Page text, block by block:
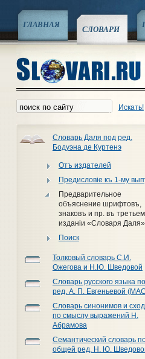
ГЛАВНАЯ СЛОВАРИ
Искать!
Словарь Даля под ред.
Бодуэна де Куртенэ
Отъ издателей
Предисловiе къ 1-му
Предварительное
объяснение шрифтовъ,
знаковъ и пр. въ
изданiи «Словаря Даля»
Поиск
Толковый словарь С.И.
Ожегова и Н.Ю. Шведовой
Словарь русского языка
ред. А. П. Евгеньевой
Словарь синонимов и
по смыслу выражений Н.
Абрамова
Семантический словарь
общей ред. Н. Ю.